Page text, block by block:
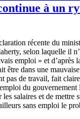
à un
récente du
selon laquelle il
emploi » et d’après
être dans une mauvaise
pas de travail, fait
du gouvernement
les salaires et de mettre
sans emploi le